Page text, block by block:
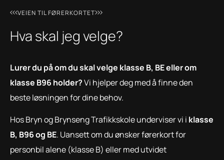
VEIEN TIL FØRERKORTET
Hva skal jeg velge?
Lurer du på om du skal velge klasse B, BE eller om
klasse B96 holder?Vi hjelper deg med å finne den
beste løsningen for dine behov.
Hos Bryn og Brynseng Trafikkskole underviser vi i klasse
B, B96 og BE. Uansett om du ønsker førerkort for
personbil alene (klasse B) eller med utvidet